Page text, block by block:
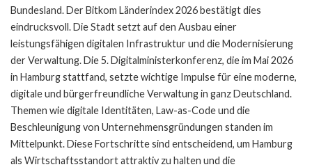
Bundesland. Der Bitkom Länderindex 2026 bestätigt dies
eindrucksvoll. Die Stadt setzt auf den Ausbau einer
leistungsfähigen digitalen Infrastruktur und die Modernisierung
der Verwaltung. Die 5. Digitalministerkonferenz, die im Mai 2026
in Hamburg stattfand, setzte wichtige Impulse für eine moderne,
digitale und bürgerfreundliche Verwaltung in ganz Deutschland.
Themen wie digitale Identitäten, Law-as-Code und die
Beschleunigung von Unternehmensgründungen standen im
Mittelpunkt. Diese Fortschritte sind entscheidend, um Hamburg
als Wirtschaftsstandort attraktiv zu halten und die